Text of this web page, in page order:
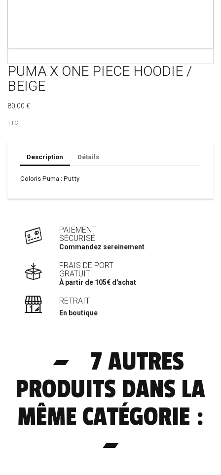
PUMA X ONE PIECE HOODIE /
BEIGE
80,00 €
TTC
Description Détails
Coloris Puma : Putty
PAIEMENT
SÉCURISÉ
Commandez sereinement
FRAIS DE PORT
GRATUIT
À partir de 105€ d'achat
RETRAIT
En boutique
7 AUTRES
PRODUITS DANS LA
MÊME CATÉGORIE :